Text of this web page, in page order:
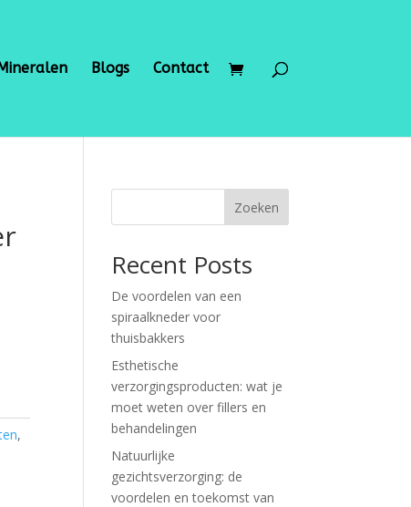
Blogs Contact
,
Zoeken
Recent Posts
De voordelen van een
spiraalkneder voor
thuisbakkers
Esthetische
verzorgingsproducten: wat je
moet weten over fillers en
behandelingen
Natuurlijke
gezichtsverzorging: de
voordelen en toekomst van